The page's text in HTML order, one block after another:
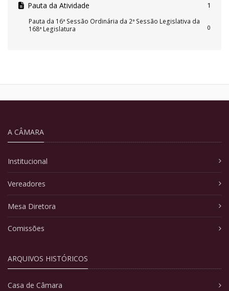
Pauta da Atividade 1
Pauta da 16ª Sessão Ordinária da 2ª Sessão Legislativa da
168ª Legislatura
0
A CÂMARA
Institucional
Vereadores
Mesa Diretora
Comissões
ARQUIVOS HISTÓRICOS
Casa de Câmara